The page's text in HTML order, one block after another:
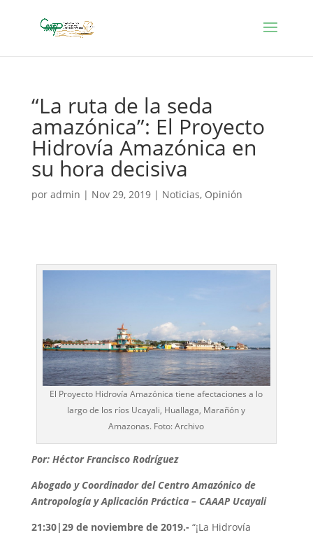
“La ruta de la seda
amazónica”: El Proyecto
Hidrovía Amazónica en
su hora decisiva
por admin | Nov 29, 2019| Noticias, Opinión
El Proyecto Hidrovía Amazónica tiene afectaciones a lo
largo de los ríos Ucayali, Huallaga, Marañón y
Amazonas. Foto: Archivo
Por: Héctor Francisco Rodríguez
Abogado y Coordinador del Centro Amazónico de
Antropología y Aplicación Práctica – CAAAP Ucayali
21:30|29 de noviembre de 2019.- “¡La Hidrovía